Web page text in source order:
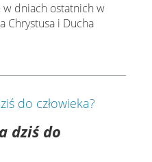
w dniach ostatnich w
Chrystusa i Ducha
dziś do